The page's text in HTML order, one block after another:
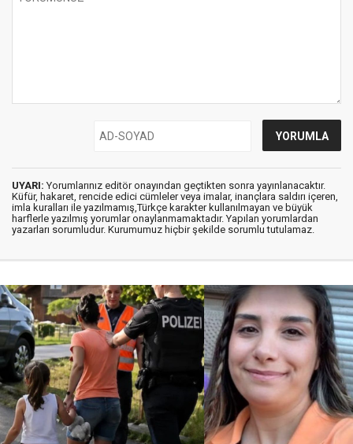
UYARI: Yorumlarınız editör onayından geçtikten sonra yayınlanacaktır.
Küfür, hakaret, rencide edici cümleler veya imalar, inançlara saldırı içeren,
imla kuralları ile yazılmamış,Türkçe karakter kullanılmayan ve büyük
harflerle yazılmış yorumlar onaylanmamaktadır. Yapılan yorumlardan
yazarları sorumludur. Kurumumuz hiçbir şekilde sorumlu tutulamaz.